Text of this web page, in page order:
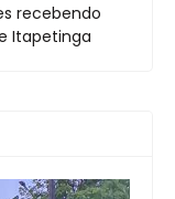
recebendo
Itapetinga